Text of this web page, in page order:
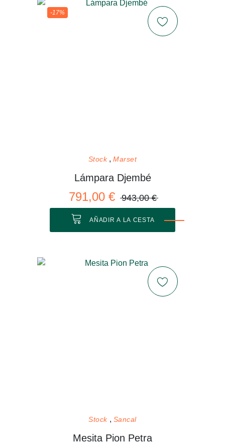
-17%
Stock Marset
Lámpara Djembé
791,00 € 943,00 €
AÑADIR A LA CESTA
Stock Sancal
Mesita Pion Petra